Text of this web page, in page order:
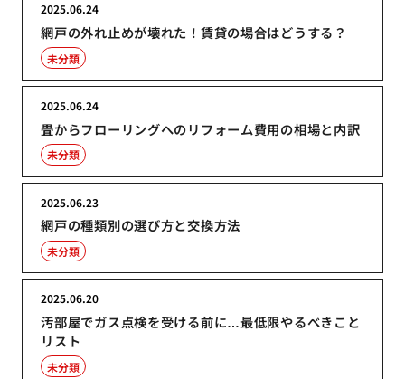
網戸の外れ止めが壊れた！賃貸の場合はどうする？
2025.06.24
未分類
畳からフローリングへのリフォーム費用の相場と内訳
2025.06.24
未分類
網戸の種類別の選び方と交換方法
2025.06.23
未分類
汚部屋でガス点検を受ける前に…最低限やるべきこと
リスト
2025.06.20
未分類